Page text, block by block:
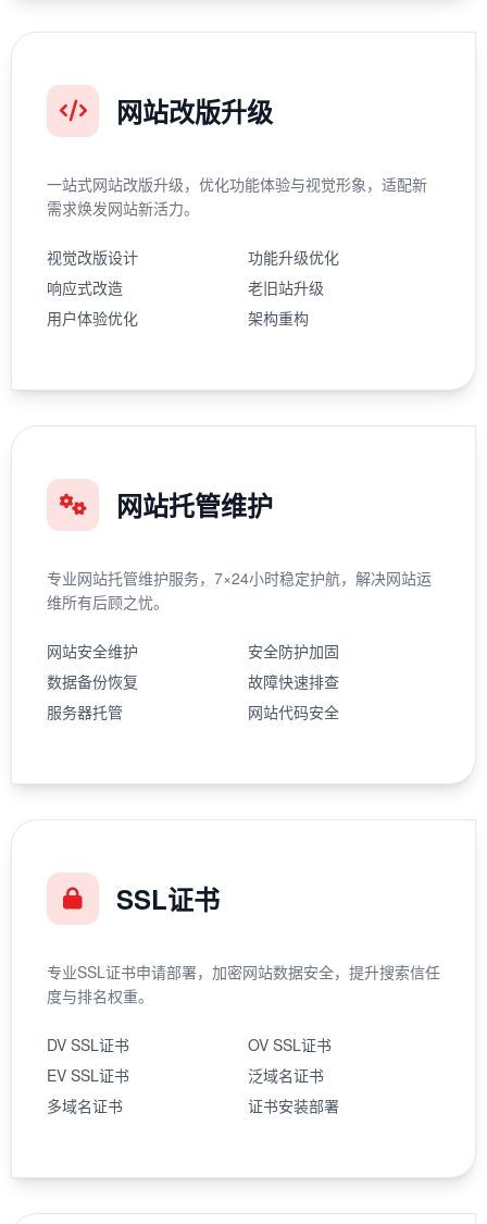
网站改版升级
一站式网站改版升级，优化功能体验与视觉形象，适配新
需求焕发网站新活力。
视觉改版设计
功能升级优化
响应式改造
老旧站升级
用户体验优化
架构重构
网站托管维护
专业网站托管维护服务，7×24小时稳定护航，解决网站运
维所有后顾之忧。
网站安全维护
安全防护加固
数据备份恢复
故障快速排查
服务器托管
网站代码安全
SSL证书
专业SSL证书申请部署，加密网站数据安全，提升搜索信任
度与排名权重。
DV SSL证书
OV SSL证书
EV SSL证书
泛域名证书
多域名证书
证书安装部署